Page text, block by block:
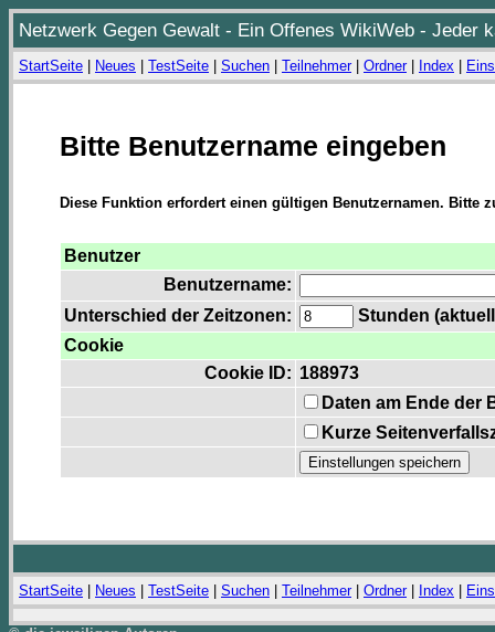
Netzwerk Gegen Gewalt - Ein Offenes WikiWeb - Jeder
StartSeite Neues TestSeite Suchen Teilnehmer| Ordner| Index
Bitte Benutzername eingeben
Diese Funktion erfordert einen gültigen Benutzernamen. Bitte
Benutzer
Benutzername:
Unterschied der Zeitzonen:
Stunden
Cookie
Cookie ID: 188973
Daten am Ende der
Kurze
StartSeite Neues TestSeite Suchen Teilnehmer| Ordner| Index